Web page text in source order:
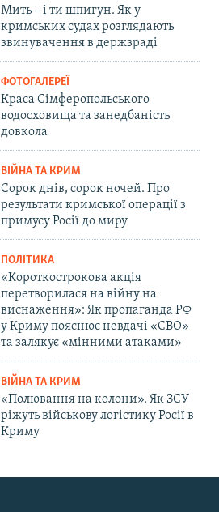
Мить – і ти шпигун. Як у
кримських судах розглядають
звинувачення в держзраді
ФОТОГАЛЕРЕЇ
Краса Сімферопольського
водосховища та занедбаність
довкола
ВІЙНА ТА КРИМ
Сорок днів, сорок ночей. Про
результати кримської операції з
примусу Росії до миру
ПОЛІТИКА
«Короткострокова акція
перетворилася на війну на
виснаження»: Як пропаганда РФ
у Криму пояснює невдачі «СВО»
та залякує «мінними атаками»
ВІЙНА ТА КРИМ
«Полювання на колони». Як ЗСУ
ріжуть військову логістику Росії в
Криму